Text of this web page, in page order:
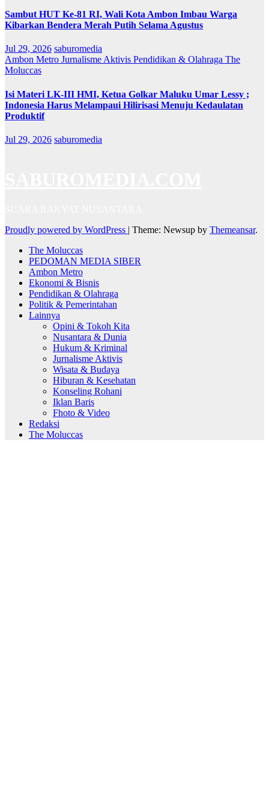
Sambut HUT Ke-81 RI, Wali Kota Ambon Imbau Warga
Kibarkan Bendera Merah Putih Selama Agustus
Jul 29, 2026 saburomedia
Ambon Metro Jurnalisme Aktivis Pendidikan & Olahraga The
Moluccas
Isi Materi LK-III HMI, Ketua Golkar Maluku Umar Lessy ;
Indonesia Harus Melampaui Hilirisasi Menuju Kedaulatan
Produktif
Jul 29, 2026 saburomedia
Proudly powered by WordPress | Theme: Newsup by Themeansar.
The Moluccas
PEDOMAN MEDIA SIBER
Ambon Metro
Ekonomi & Bisnis
Pendidikan & Olahraga
Politik & Pemerintahan
Lainnya
Opini & Tokoh Kita
Nusantara & Dunia
Hukum & Kriminal
Jurnalisme Aktivis
Wisata & Budaya
Hiburan & Kesehatan
Konseling Rohani
Iklan Baris
Fhoto & Video
Redaksi
The Moluccas